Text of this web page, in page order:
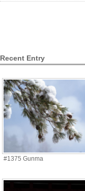
Recent Entry
#1375 Gunma